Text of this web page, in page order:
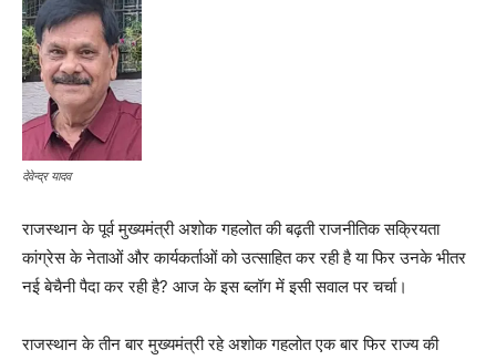
देवेन्द्र यादव
राजस्थान के पूर्व मुख्यमंत्री अशोक गहलोत की बढ़ती राजनीतिक सक्रियता
कांग्रेस के नेताओं और कार्यकर्ताओं को उत्साहित कर रही है या फिर उनके भीतर
नई बेचैनी पैदा कर रही है? आज के इस ब्लॉग में इसी सवाल पर चर्चा।
राजस्थान के तीन बार मुख्यमंत्री रहे अशोक गहलोत एक बार फिर राज्य की